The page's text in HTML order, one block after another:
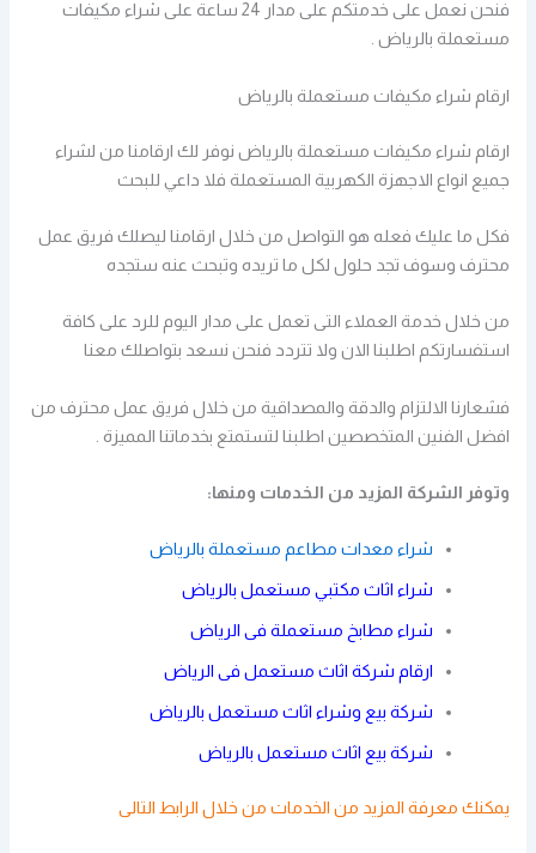
فنحن نعمل على خدمتكم على مدار 24 ساعة على شراء مكيفات
مستعملة بالرياض .
ارقام شراء مكيفات مستعملة بالرياض
ارقام شراء مكيفات مستعملة بالرياض نوفر لك ارقامنا من لشراء
جميع انواع الاجهزة الكهربية المستعملة فلا داعي للبحث
فكل ما عليك فعله هو التواصل من خلال ارقامنا ليصلك فريق عمل
محترف وسوف تجد حلول لكل ما تريده وتبحث عنه ستجده
من خلال خدمة العملاء التى تعمل على مدار اليوم للرد على كافة
استفسارتكم اطلبنا الان ولا تتردد فنحن نسعد بتواصلك معنا
فشعارنا الالتزام والدقة والمصداقية من خلال فريق عمل محترف من
افضل الفنين المتخصصين اطلبنا لتستمتع بخدماتنا المميزة .
وتوفر الشركة المزيد من الخدمات ومنها:
شراء معدات مطاعم مستعملة بالرياض
شراء اثاث مكتبي مستعمل بالرياض
شراء مطابخ مستعملة فى الرياض
ارقام شركة اثاث مستعمل فى الرياض
شركة بيع وشراء اثاث مستعمل بالرياض
شركة بيع اثاث مستعمل بالرياض
يمكنك معرفة المزيد من الخدمات من خلال الرابط التالى